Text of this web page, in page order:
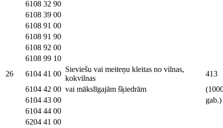
6108 32 90
6108 39 00
6108 91 00
6108 91 90
6108 92 00
6108 99 10
26
6104 41 00
Sieviešu vai meiteņu kleitas no vilnas,
kokvilnas
413
6104 42 00 vai mākslīgajām šķiedrām
6104 43 00
gab.)
6104 44 00
6204 41 00